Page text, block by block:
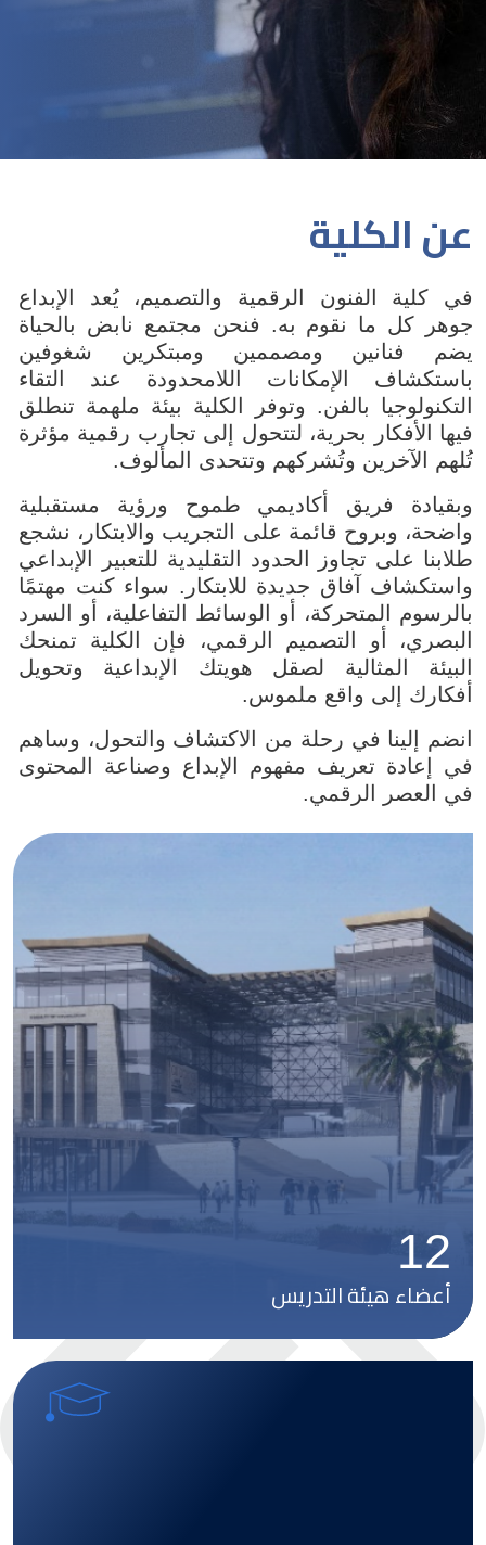
عن الكلية
في كلية الفنون الرقمية والتصميم، يُعد الإبداع
جوهر كل ما نقوم به. فنحن مجتمع نابض بالحياة
يضم فنانين ومصممين ومبتكرين شغوفين
باستكشاف الإمكانات اللامحدودة عند التقاء
التكنولوجيا بالفن. وتوفر الكلية بيئة ملهمة تنطلق
فيها الأفكار بحرية، لتتحول إلى تجارب رقمية مؤثرة
تُلهم الآخرين وتُشركهم وتتحدى المألوف.
وبقيادة فريق أكاديمي طموح ورؤية مستقبلية
واضحة، وبروح قائمة على التجريب والابتكار، نشجع
طلابنا على تجاوز الحدود التقليدية للتعبير الإبداعي
واستكشاف آفاق جديدة للابتكار. سواء كنت مهتمًا
بالرسوم المتحركة، أو الوسائط التفاعلية، أو السرد
البصري، أو التصميم الرقمي، فإن الكلية تمنحك
البيئة المثالية لصقل هويتك الإبداعية وتحويل
أفكارك إلى واقع ملموس.
انضم إلينا في رحلة من الاكتشاف والتحول، وساهم
في إعادة تعريف مفهوم الإبداع وصناعة المحتوى
في العصر الرقمي.
12
أعضاء هيئة التدريس
Image